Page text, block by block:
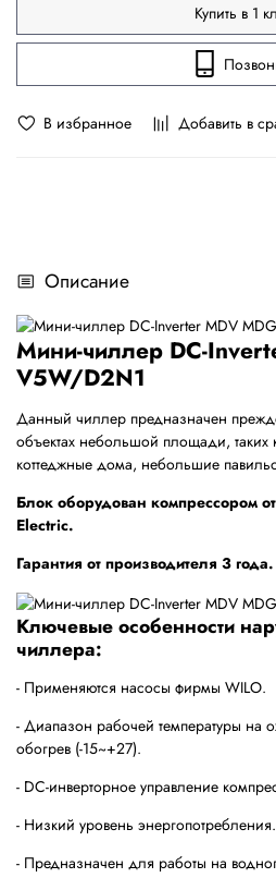
В избранное Добавить в
Купить в 1
Описание
Мини-чиллер DC-
V5W/D2N1
Данный чиллер предназначен
объектах небольшой площади, таких
коттеджные дома, небольшие
Блок оборудован компрессором
Electric.
Гарантия от производителя 3 года.
Ключевые особенности
чиллера:
- Применяются насосы фирмы WILO.
- Диапазон рабочей температуры на
обогрев (-15~+27).
- DC-инверторное управление
- Низкий уровень энергопотребления.
- Предназначен для работы на